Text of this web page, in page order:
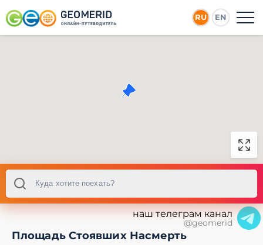
RU EN
наш телеграм канал
@geomerid
Площадь Стоявших Насмерть